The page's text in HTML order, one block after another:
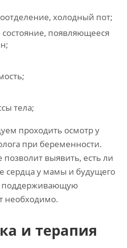
холодный пот;
появляющееся
тела;
проходить осмотр у
при беременности.
позволит выявить, есть ли
сердца у мамы и будущего
поддерживающую
необходимо.
и терапия